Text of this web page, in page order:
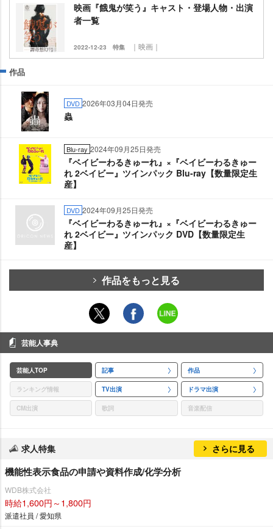
映画『餓鬼が笑う』キャスト・登場人物・出演
者一覧
2022-12-23 特集 ｜映画｜
作品
DVD 2026年03月04日発売
蟲
Blu-ray 2024年09月25日発売
『ベイビーわるきゅーれ』×『ベイビーわるきゅー
れ 2ベイビー』ツインパック Blu-ray【数量限定生
産】
DVD 2024年09月25日発売
『ベイビーわるきゅーれ』×『ベイビーわるきゅー
れ 2ベイビー』ツインパック DVD【数量限定生
産】
作品をもっと見る
芸能人事典
芸能人TOP 記事 作品
ランキング情報 TV出演 ドラマ出演
CM出演 歌詞 音楽配信
求人特集 さらに見る
機能性表示食品の申請や資料作成/化学分析
WDB株式会社
時給1,600円～1,800円
派遣社員 / 愛知県